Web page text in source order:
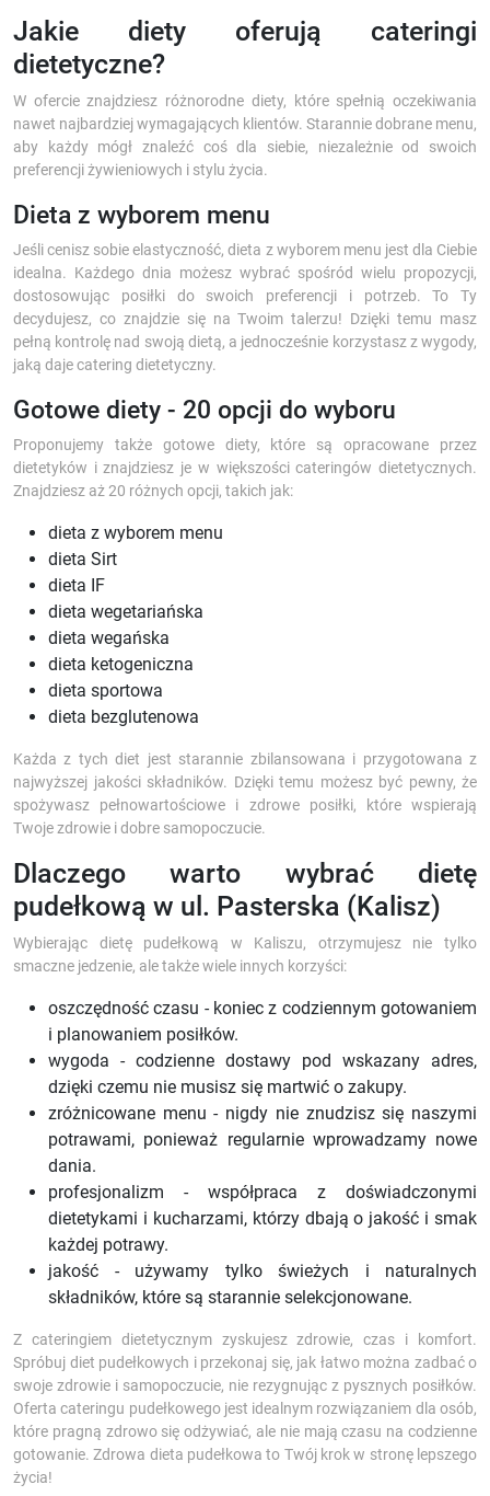
Jakie diety oferują cateringi
dietetyczne?
W ofercie znajdziesz różnorodne diety, które spełnią oczekiwania
nawet najbardziej wymagających klientów. Starannie dobrane menu,
aby każdy mógł znaleźć coś dla siebie, niezależnie od swoich
preferencji żywieniowych i stylu życia.
Dieta z wyborem menu
Jeśli cenisz sobie elastyczność, dieta z wyborem menu jest dla Ciebie
idealna. Każdego dnia możesz wybrać spośród wielu propozycji,
dostosowując posiłki do swoich preferencji i potrzeb. To Ty
decydujesz, co znajdzie się na Twoim talerzu! Dzięki temu masz
pełną kontrolę nad swoją dietą, a jednocześnie korzystasz z wygody,
jaką daje catering dietetyczny.
Gotowe diety - 20 opcji do wyboru
Proponujemy także gotowe diety, które są opracowane przez
dietetyków i znajdziesz je w większości cateringów dietetycznych.
Znajdziesz aż 20 różnych opcji, takich jak:
dieta z wyborem menu
dieta Sirt
dieta IF
dieta wegetariańska
dieta wegańska
dieta ketogeniczna
dieta sportowa
dieta bezglutenowa
Każda z tych diet jest starannie zbilansowana i przygotowana z
najwyższej jakości składników. Dzięki temu możesz być pewny, że
spożywasz pełnowartościowe i zdrowe posiłki, które wspierają
Twoje zdrowie i dobre samopoczucie.
Dlaczego warto wybrać dietę
pudełkową w ul. Pasterska (Kalisz)
Wybierając dietę pudełkową w Kaliszu, otrzymujesz nie tylko
smaczne jedzenie, ale także wiele innych korzyści:
oszczędność czasu - koniec z codziennym gotowaniem
i planowaniem posiłków.
wygoda - codzienne dostawy pod wskazany adres,
dzięki czemu nie musisz się martwić o zakupy.
zróżnicowane menu - nigdy nie znudzisz się naszymi
potrawami, ponieważ regularnie wprowadzamy nowe
dania.
profesjonalizm - współpraca z doświadczonymi
dietetykami i kucharzami, którzy dbają o jakość i smak
każdej potrawy.
jakość - używamy tylko świeżych i naturalnych
składników, które są starannie selekcjonowane.
Z cateringiem dietetycznym zyskujesz zdrowie, czas i komfort.
Spróbuj diet pudełkowych i przekonaj się, jak łatwo można zadbać o
swoje zdrowie i samopoczucie, nie rezygnując z pysznych posiłków.
Oferta cateringu pudełkowego jest idealnym rozwiązaniem dla osób,
które pragną zdrowo się odżywiać, ale nie mają czasu na codzienne
gotowanie. Zdrowa dieta pudełkowa to Twój krok w stronę lepszego
życia!